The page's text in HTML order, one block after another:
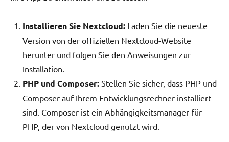
Installieren Sie Nextcloud: Laden Sie die neueste
Version von der offiziellen Nextcloud-Website
herunter und folgen Sie den Anweisungen zur
Installation.
PHP und Composer: Stellen Sie sicher, dass PHP und
Composer auf Ihrem Entwicklungsrechner installiert
sind. Composer ist ein Abhängigkeitsmanager für
PHP, der von Nextcloud genutzt wird.